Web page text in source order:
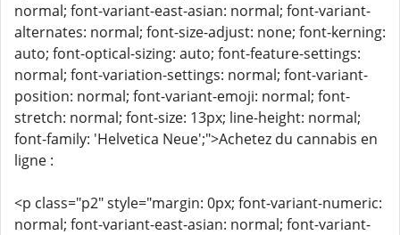
normal; font-variant-east-asian: normal; font-variant-
alternates: normal; font-size-adjust: none; font-kerning:
auto; font-optical-sizing: auto; font-feature-settings:
normal; font-variation-settings: normal; font-variant-
position: normal; font-variant-emoji: normal; font-
stretch: normal; font-size: 13px; line-height: normal;
font-family: 'Helvetica Neue';">Achetez du cannabis en
ligne :
<p class="p2" style="margin: 0px; font-variant-numeric:
normal; font-variant-east-asian: normal; font-variant-